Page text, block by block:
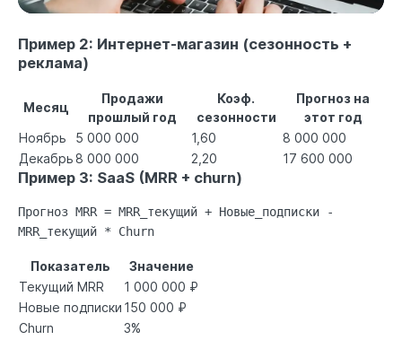
Пример 2: Интернет-магазин (сезонность +
реклама)
Месяц
Продажи
прошлый год
Коэф.
сезонности
Прогноз на
этот год
Ноябрь
5 000 000 1,60
8 000 000
Декабрь8 000 000 2,20 17 600 000
Пример 3: SaaS (MRR + churn)
Прогноз MRR = MRR_текущий + Новые_подписки -
MRR_текущий * Churn
Показатель
Значение
Текущий MRR
1 000 000 ₽
Новые подписки 150 000 ₽
Churn
3%